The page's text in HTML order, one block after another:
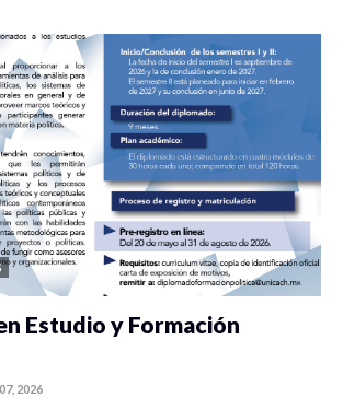
Estudio y Formación
2026